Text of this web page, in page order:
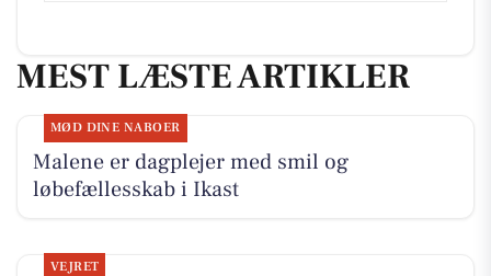
MEST LÆSTE ARTIKLER
MØD DINE NABOER
Malene er dagplejer med smil og
løbefællesskab i Ikast
VEJRET